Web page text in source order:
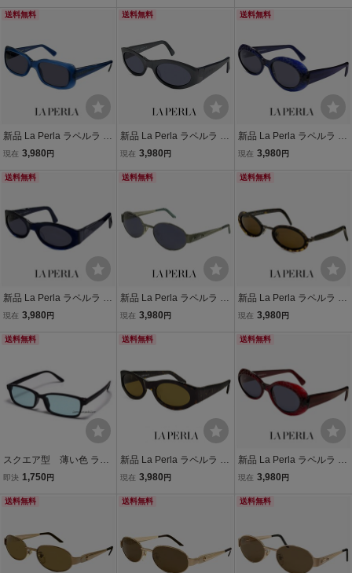
ズ ユニセックスモデル フ
ズ ユニセックスモデル フ
スモデル スクエア 型 セル
送料無料
新品 La Perla ラペルラ サ
ングラス spe008-t31 スク
ユニセックスモデル フレ
現在 3,980 円
送料無料
新品 La Perla ラペルラ サ
ングラス spe003-704 オ
ズ ユニセックスモデル フ
現在 3,980 円
送料無料
新品 La Perla ラペルラ サ
ングラス spe010-955 オ
ズ ユニセックスモデル フ
現在 3,980 円
送料無料
新品 La Perla ラペルラ サ
ングラス spe003-955 オ
ズ ユニセックスモデル フ
現在 3,980 円
送料無料
新品 La Perla ラペルラ サ
ングラス spe505-r25 オー
ユニセックスモデル メタ
ネ蝶番
現在 3,980 円
送料無料
新品 La Perla ラペルラ サ
ングラス spe502-722 レ
クスモデル オーバル 型 セ
製
現在 3,980 円
送料無料
スクエア型 薄い色 ライ
トグリーンレンズ サング
ス兼用 ブラックフレーム
い 緑 23055
即決 1,750 円
送料無料
新品 La Perla ラペルラ サ
ングラス spe003 722 オ
ズ ユニセックスモデル フ
現在 3,980 円
送料無料
新品 La Perla ラペルラ サ
ングラス spe010-954 オ
ズ ユニセックスモデル フ
現在 3,980 円
送料無料 送料無料 送料無料